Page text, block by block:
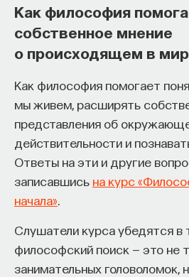
Как философия
собственное мнение
о происходящем в
Как философия помогает
мы живем, расширять
представления об
действительности и
Ответы на эти и другие
записавшись на курс
начала»
Слушатели курса убедятся в
философский поиск — это не
занимательных головоломок,
5/18/2015
НАПИСАТЬ НАМ
НАД МАТЕРИАЛОМ РАБОТАЛИ
Александр
КУЛЬТУРА
776 публикаций